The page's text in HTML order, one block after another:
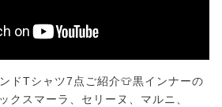
ドTシャツ7点ご紹介👕黒インナーの
クスマーラ、セリーヌ、マルニ、